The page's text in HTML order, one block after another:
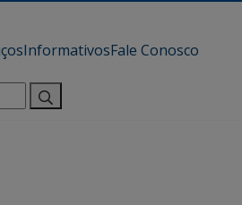
InformativosFale Conosco